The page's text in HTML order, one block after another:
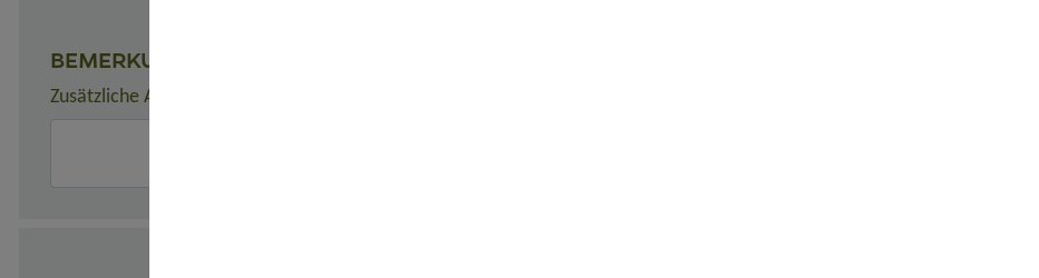
BEMERKUNGEN
Zusätzliche Angaben zur Buchung, z. B. zu Unterkünften